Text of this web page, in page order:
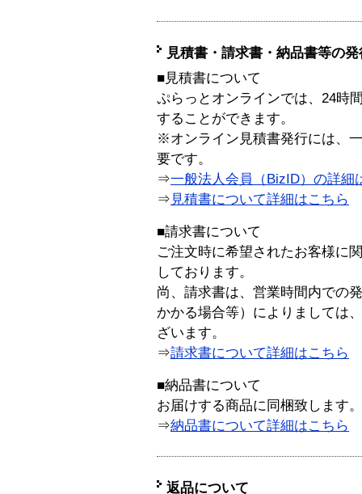
見積書・請求書・納品書等の
■見積書について
ぷらっとオンラインでは、24時
することができます。
※オンライン見積書発行には、
要です。
⇒一般法人会員（BizID）の詳細
⇒ 見積書について詳細はこちら
■請求書について
ご注文時に希望されたお客様に
しております。
尚、請求書は、営業時間内での
かかる場合等）によりましては
ざいます。
⇒請求書について詳細はこちら
■納品書について
お届けする商品に同梱致します。
⇒納品書について詳細はこちら
返品について